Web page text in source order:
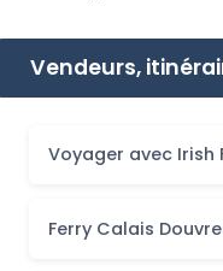
Vendeurs,
Voyager avec Irish
Ferry Calais